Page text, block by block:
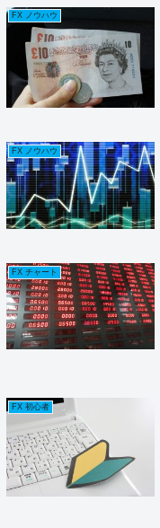
FX ノウハウ
FX ノウハウ
FX チャート
FX 初心者